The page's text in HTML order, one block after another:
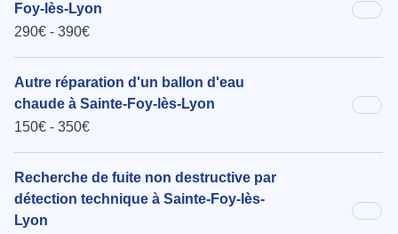
Foy-lès-Lyon
290€ - 390€
Autre réparation d'un ballon d'eau
chaude à Sainte-Foy-lès-Lyon
150€ - 350€
Recherche de fuite non destructive par
détection technique à Sainte-Foy-lès-
Lyon